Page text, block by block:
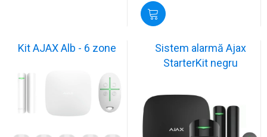
Kit AJAX Alb - 6 zone
Sistem alarmă Ajax
StarterKit negru